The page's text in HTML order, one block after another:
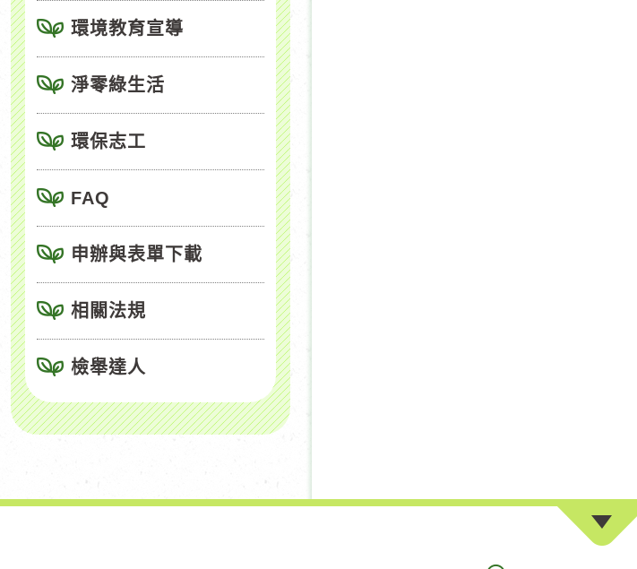
環境教育宣導
淨零綠生活
環保志工
FAQ
申辦與表單下載
相關法規
檢舉達人